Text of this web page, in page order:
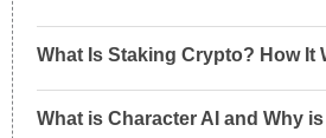
What Is Staking Crypto? How It
What is Character AI and Why